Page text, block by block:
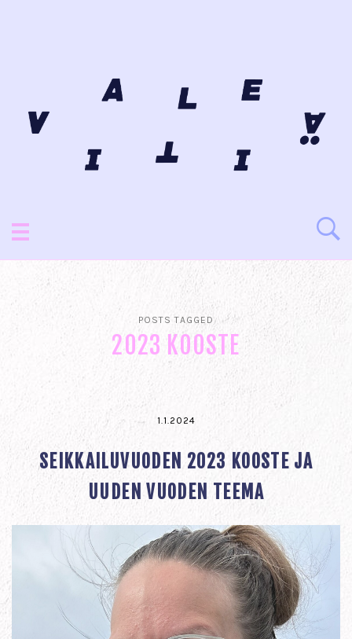
POSTS TAGGED
2023 KOOSTE
1.1.2024
SEIKKAILUVUODEN 2023 KOOSTE JA
UUDEN VUODEN TEEMA